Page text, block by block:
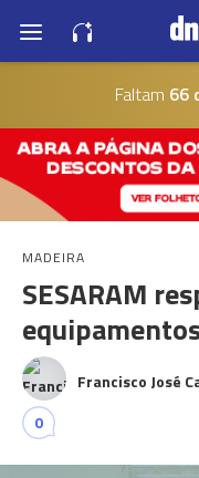
Faltam 66
MADEIRA
SESARAM
Francisco José
0